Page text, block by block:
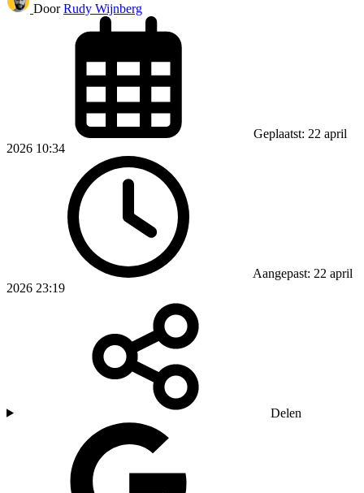
Door Rudy Wijnberg
Geplaatst: 22 april
2026 10:34
Aangepast: 22 april
2026 23:19
Delen